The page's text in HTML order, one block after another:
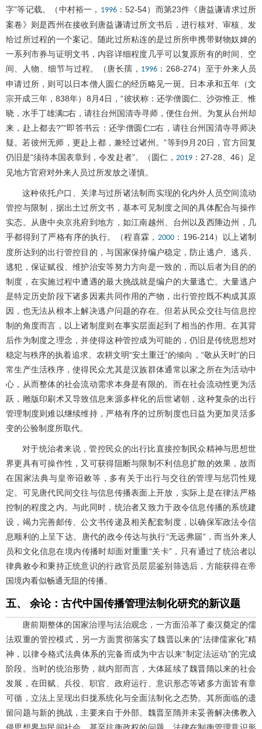
字”等记载。（中村裕一， 1996：52-54）而第23件《唐益谦请求过所
案卷》则是西州在接收到唐益谦请过所文书后，进行核对、审核、发
给过所过程的一个案记。随此过所粘连的是过所所申携带财物奴婢的
一系列市券与证明文书，内容详细程度几乎可以复原所有的时间、空
间、人物、细节与过程。（唐长孺， 1996 ：268-274）至于外来人员
申请过所，则可以日本僧人圆仁的经历略见一斑。日本承和五年（文
宗开成三年，838年）8月4日，“彼状称：还学僧圆仁、沙弥惟正、惟
晓，水手丁雄满□右，请往台州国清寺寻师，便住台州。为复从台州却
来，赴上都去?”“即答书云：还学僧圆仁□右，请往台州国清寺寻师决
疑。若彼州无师，更赴上都，兼经过诸州。”等到9月20日，官方回复
仍旧是“须待本国表章到，令发赴者”。（圆仁， 2019：27-28、46）足
见地方官府对外来人员过所发放之谨慎。
这种依托户口、关津与过所诸法制而实现的化内外人员空间流动
管控与限制，据出土过所文书，基本可见制度之间的具体配合与操作
实态。从唐中央京兆府到地方，如江南越州、台州以及西陲边州，几
乎都得到了严格有序的执行。（程喜霖， 2000：196-214）以上诸制
度所达到的出行管控目的，与国家保持编户稳定，防止逃户、逃兵、
逃犯，保证赋役、维护治安等努力方向是一致的，而以后者为目的的
制度，在实施过程中遭遇的最大挑战就是编户的大量逃亡。大量逃户
是特定历史阶段下诸多因素共同作用的产物，出行管控既不构成其原
因，也无法从根本上解决逃户问题的存在。但若从民众交往与信息控
制的角度而言，以上诸制度则在事实层面起到了相当的作用。在其背
后作为制度之理念，并使得这种管控成为可能的，仍旧是传统思想对
稳定与秩序的执着追求。农耕文明“安土重迁”的倾向，“敬从天时”的日
常生产生活秩序，使得民众尤其是汉族群体通常以家之所在为活动中
心，从而整体的社会流动需求本身是有限的。而在社会流动性更为活
跃，雕版印刷术又导致信息来源多样化的后世诸朝，这种复杂的出行
管理制度则难以继续维持，严格有序的过所制度也日益为更加灵活多
变的公验制度所取代。
对于统治者来说，管控民众的出行比直接控制民众精神与思想世
界更具有可操作性，又可获得阻断与限制不利信息扩散的效果，故而
在国家法典与皇帝诏敕等，多有关于出行与交往的管理与惩罚性规
定。可见唐代民间交往与信息传播表面上开放，实际上是在律法严格
控制的程度之内。与此同时，统治者又致力于政令信息传播的系统建
设，竭力完善邮传、公文书传递及相关配套制度，以确保军政法令信
息顺利的上呈下达。唐代的政令传达与执行“无远弗届”，而当外来人
员和文化信息在境内传播时却面对重重“关卡”，只有通过了统治者以
律典敕令和秉持正统意识的行政官员层层鉴别筛选后，方能获得在帝
国境内看似畅通无阻的传播。
五、 余论：古代中国传播管理法制化研究的新议题
唐前期整体的国家治理与法治观念，一方面沿革了秦汉奠定的儒
法双重的管控模式，另一方面贯彻落实了魏晋以来的“法律儒家化”精
神，以律令格式法典体系的完备而成为中古以来“制定法运动”的完成
阶段。当时的统治形势，就内部而言，大体延续了魏晋隋以来的社会
发展，在田赋、兵役、职官、政府运行、意识形态等诸多方面皆有章
可循，立法上呈现出归拢系统化与全面法制化之态势。其所面临的遗
留问题与新的挑战，主要来自于外部。魏晋至隋并未妥善解决佛教入
侵思想界与民间社会、甚至抗衡政权的问题，法律在制衡管理意识形